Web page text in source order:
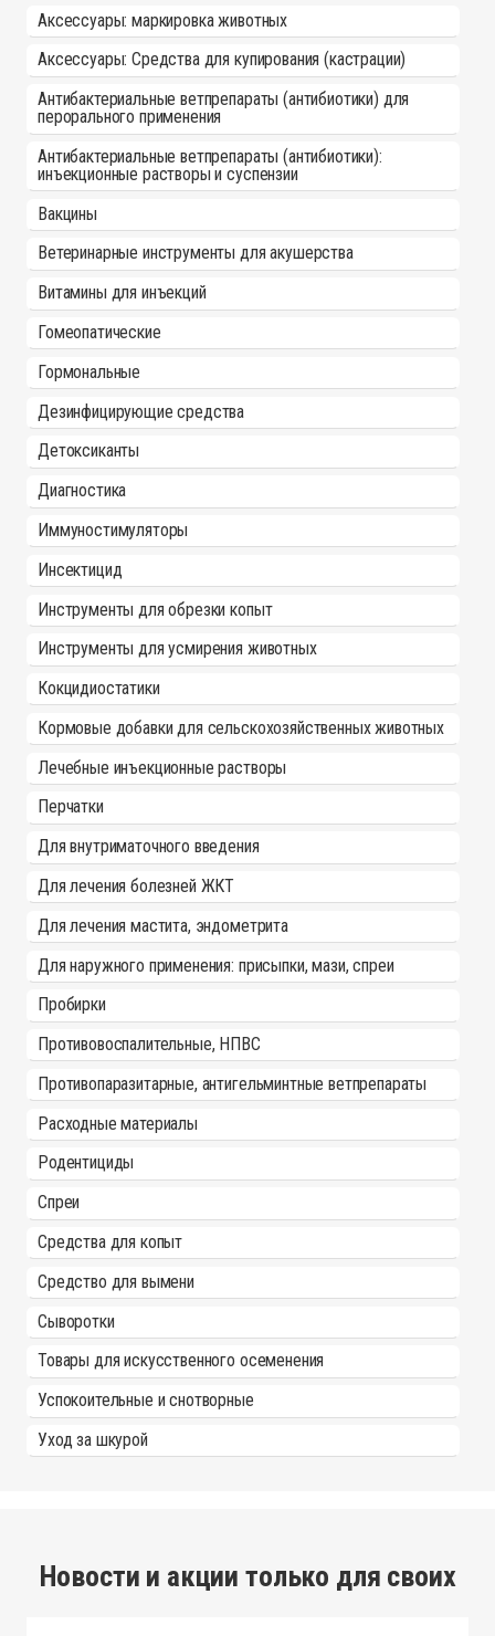
Аксессуары: маркировка животных
Аксессуары: Средства для купирования (кастрации)
Антибактериальные ветпрепараты (антибиотики) для
перорального применения
Антибактериальные ветпрепараты (антибиотики):
инъекционные растворы и суспензии
Вакцины
Ветеринарные инструменты для акушерства
Витамины для инъекций
Гомеопатические
Гормональные
Дезинфицирующие средства
Детоксиканты
Диагностика
Иммуностимуляторы
Инсектицид
Инструменты для обрезки копыт
Инструменты для усмирения животных
Кокцидиостатики
Кормовые добавки для сельскохозяйственных животных
Лечебные инъекционные растворы
Перчатки
Для внутриматочного введения
Для лечения болезней ЖКТ
Для лечения мастита, эндометрита
Для наружного применения: присыпки, мази, спреи
Пробирки
Противовоспалительные, НПВС
Противопаразитарные, антигельминтные ветпрепараты
Расходные материалы
Родентициды
Спреи
Средства для копыт
Средство для вымени
Сыворотки
Товары для искусственного осеменения
Успокоительные и снотворные
Уход за шкурой
Новости и акции только для своих